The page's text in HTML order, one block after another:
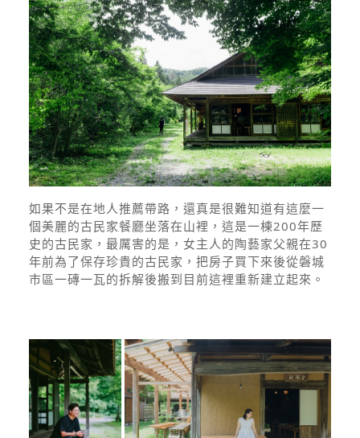
如果不是在地人推薦帶路，還真是很難知道有這麼一
個美麗的古民家餐廳坐落在山裡，這是一棟200年歷
史的古民家，最厲害的是，女主人的陶藝家父親在30
年前為了保存珍貴的古民家，把房子買下來後從磐城
市區一磚一瓦的拆解後搬到目前這裡重新建立起來。